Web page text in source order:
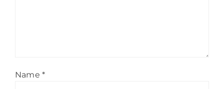
Name *